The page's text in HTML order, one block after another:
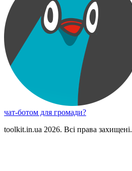
чат-ботом для громади?
toolkit.in.ua 2026. Всі права захищені.